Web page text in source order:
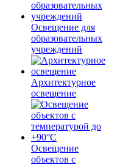
Освещение для
образовательных
учреждений
Архитектурное
освещение
Освещение
объектов с